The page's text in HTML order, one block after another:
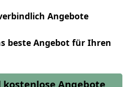
Angebote
beste Angebot für Ihren
Angebote